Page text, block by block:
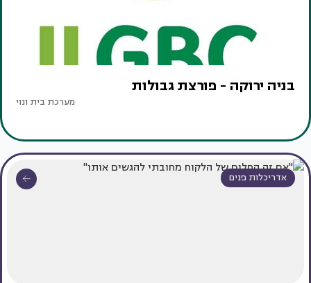
בניה ירוקה - פורצת גבולות
מערכת בית ונוי
אדריכלות פנים